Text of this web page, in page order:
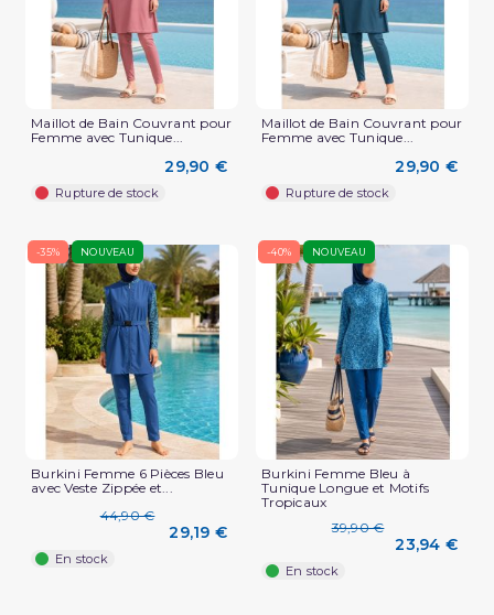
Maillot de Bain Couvrant pour
Femme avec Tunique...
29,90 €
Rupture de stock
Maillot de Bain Couvrant pour
Femme avec Tunique...
29,90 €
Rupture de stock
-35% NOUVEAU
Burkini Femme 6 Pièces Bleu
avec Veste Zippée et...
44,90 €
29,19 €
En stock
-40% NOUVEAU
Burkini Femme Bleu à
Tunique Longue et Motifs
Tropicaux
39,90 €
23,94 €
En stock